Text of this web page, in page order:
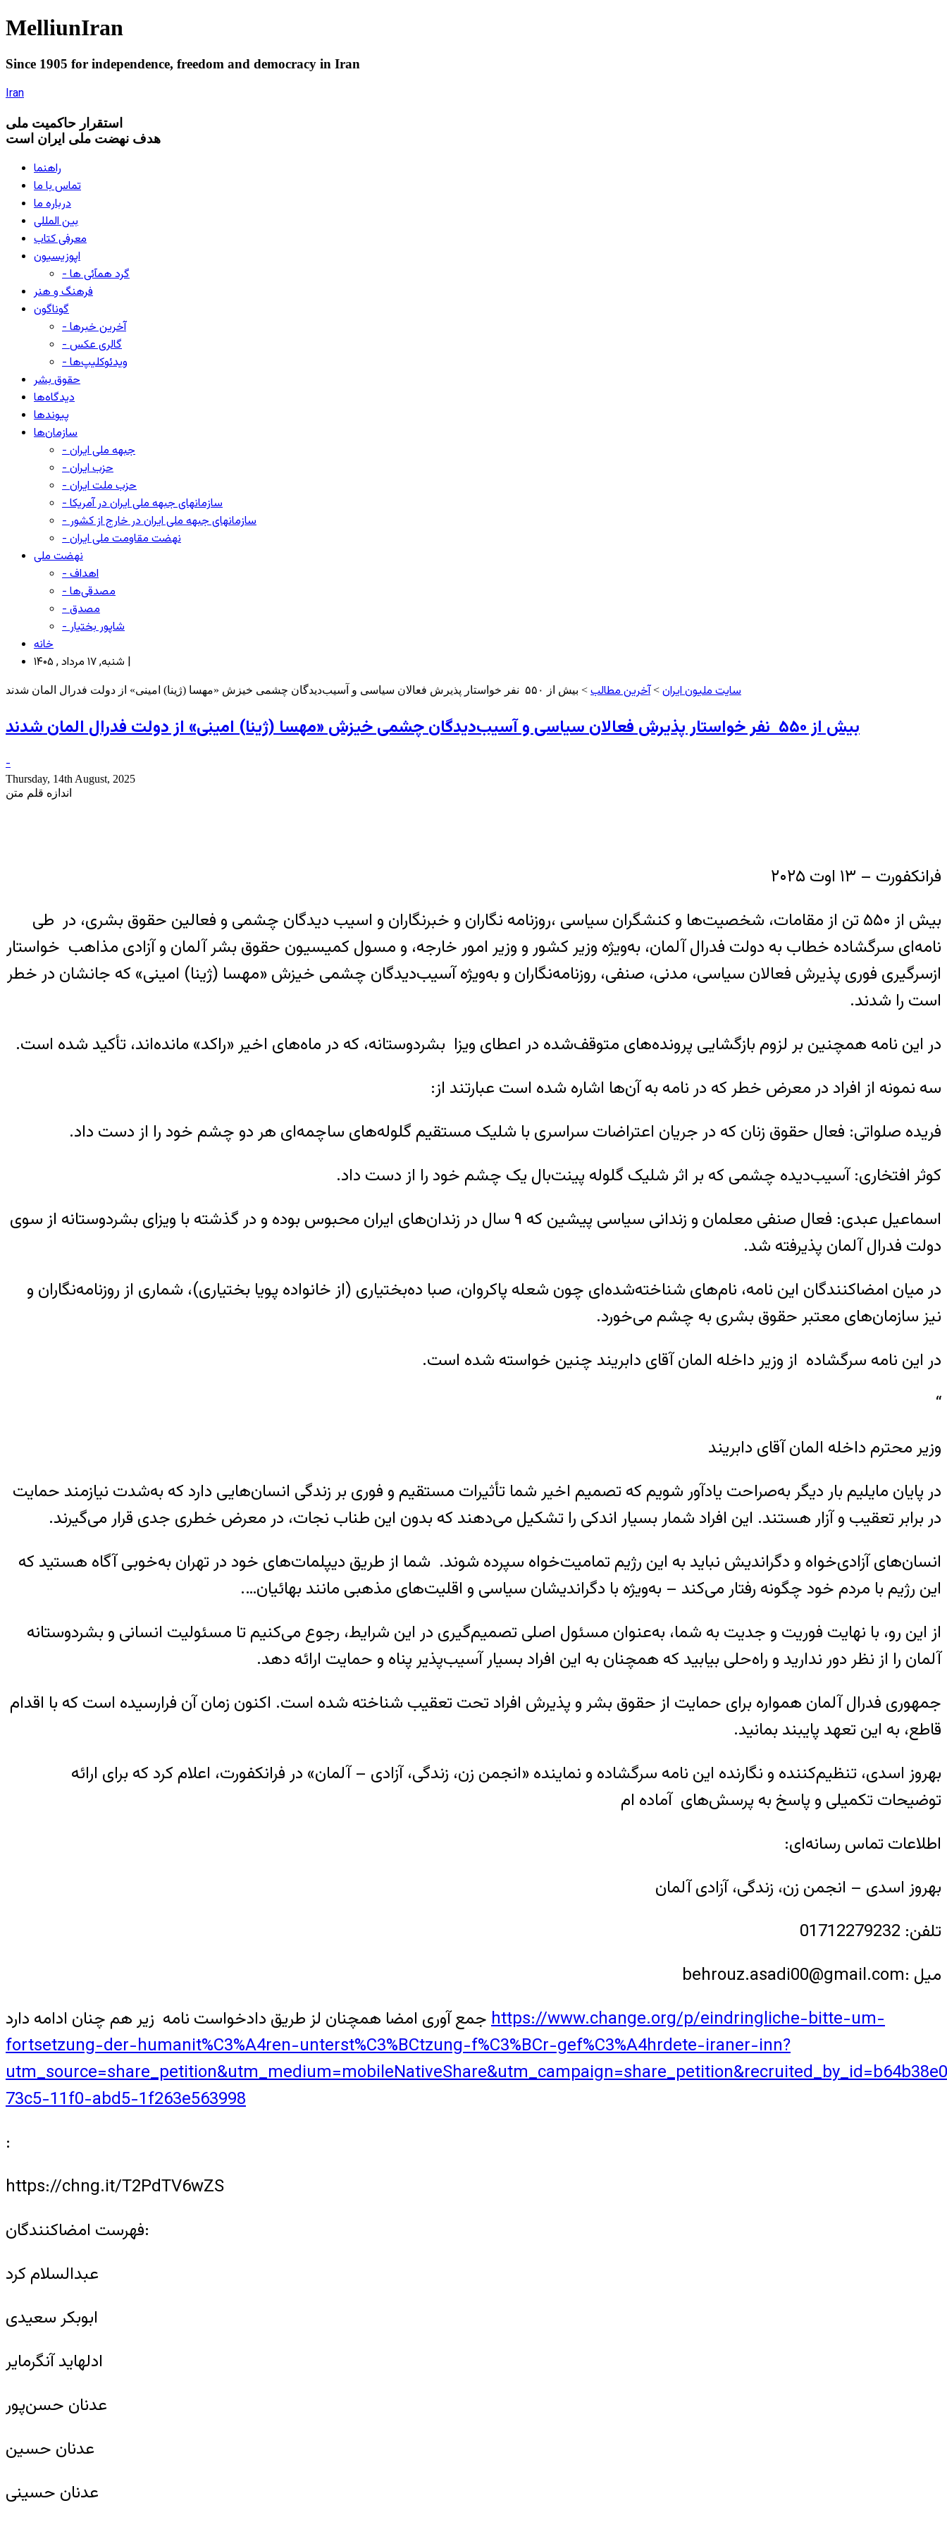
MelliunIran
Since 1905 for independence, freedom and democracy in Iran
Iran
استقرار حاکميت ملی
هدف نهضت ملی ایران است
راهنما
تماس با ما
درباره ما
بین المللی
معرفی کتاب
اپوزیسیون
- گرد همآئی ها
فرهنگ و هنر
گوناگون
- آخرین خبرها
- گالری عکس
- ویدئوکلیپ‌ها
حقوق بشر
دیدگاه‌ها
پیوندها
سازمان‌ها
- جبهه ملی ایران
- حزب ایران
- حزب ملت ایران
- سازمانهای جبهه ملی ایران در آمریکا
- سازمانهای جبهه ملی ایران در خارج از کشور
- نهضت مقاومت ملی ایران
نهضت ملی
- اهداف
- مصدقی‌ها
- مصدق
- شاپور بختیار
خانه
شنبه, ۱۷ مرداد , ۱۴۰۵ |
سایت ملیون ایران >آخرین مطالب > بیش از ۵۵۰ نفر خواستار پذیرش فعالان سیاسی و آسیب‌دیدگان چشمی خیزش «مهسا (ژینا) امینی» از دولت فدرال المان شدند
بیش از ۵۵۰ نفر خواستار پذیرش فعالان سیاسی و آسیب‌دیدگان چشمی خیزش «مهسا (ژینا) امینی» از دولت فدرال المان شدند
-
Thursday, 14th August, 2025
اندازه قلم متن
فرانکفورت – ۱۳ اوت ۲۰۲۵
بیش از ۵۵۰ تن از مقامات، شخصیت‌ها و کنشگران سیاسی ،روزنامه نگاران و خبرنگاران و اسیب دیدگان چشمی و فعالین حقوق بشری، در طی
نامه‌ای سرگشاده خطاب به دولت فدرال آلمان، به‌ویژه وزیر کشور و وزیر امور خارجه، و مسول کمیسیون حقوق بشر آلمان و آزادی مذاهب خواستار
ازسرگیری فوری پذیرش فعالان سیاسی، مدنی، صنفی، روزنامه‌نگاران و به‌ویژه آسیب‌دیدگان چشمی خیزش «مهسا (ژینا) امینی» که جانشان در خطر
است را شدند.
در این نامه همچنین بر لزوم بازگشایی پرونده‌های متوقف‌شده در اعطای ویزا بشردوستانه، که در ماه‌های اخیر «راکد» مانده‌اند، تأکید شده است.
سه نمونه از افراد در معرض خطر که در نامه به آن‌ها اشاره شده است عبارتند از:
فریده صلواتی: فعال حقوق زنان که در جریان اعتراضات سراسری با شلیک مستقیم گلوله‌های ساچمه‌ای هر دو چشم خود را از دست داد.
کوثر افتخاری: آسیب‌دیده چشمی که بر اثر شلیک گلوله پینت‌بال یک چشم خود را از دست داد.
اسماعیل عبدی: فعال صنفی معلمان و زندانی سیاسی پیشین که ۹ سال در زندان‌های ایران محبوس بوده و در گذشته با ویزای بشردوستانه از سوی
دولت فدرال آلمان پذیرفته شد.
در میان امضاکنندگان این نامه، نام‌های شناخته‌شده‌ای چون شعله پاکروان، صبا ده‌بختیاری (از خانواده پویا بختیاری)، شماری از روزنامه‌نگاران و
نیز سازمان‌های معتبر حقوق بشری به چشم می‌خورد.
در این نامه سرگشاده از وزیر داخله المان آقای دابریند چنین خواسته شده است.
“
وزیر محترم داخله المان آقای دابریند
در پایان مایلیم بار دیگر به‌صراحت یادآور شویم که تصمیم اخیر شما تأثیرات مستقیم و فوری بر زندگی انسان‌هایی دارد که به‌شدت نیازمند حمایت
در برابر تعقیب و آزار هستند. این افراد شمار بسیار اندکی را تشکیل می‌دهند که بدون این طناب نجات، در معرض خطری جدی قرار می‌گیرند.
انسان‌های آزادی‌خواه و دگراندیش نباید به این رژیم تمامیت‌خواه سپرده شوند. شما از طریق دیپلمات‌های خود در تهران به‌خوبی آگاه هستید که
این رژیم با مردم خود چگونه رفتار می‌کند – به‌ویژه با دگراندیشان سیاسی و اقلیت‌های مذهبی مانند بهائیان….
از این رو، با نهایت فوریت و جدیت به شما، به‌عنوان مسئول اصلی تصمیم‌گیری در این شرایط، رجوع می‌کنیم تا مسئولیت انسانی و بشردوستانه
آلمان را از نظر دور ندارید و راه‌حلی بیابید که همچنان به این افراد بسیار آسیب‌پذیر پناه و حمایت ارائه دهد.
جمهوری فدرال آلمان همواره برای حمایت از حقوق بشر و پذیرش افراد تحت تعقیب شناخته شده است. اکنون زمان آن فرارسیده است که با اقدام
قاطع، به این تعهد پایبند بمانید.
بهروز اسدی، تنظیم‌کننده و نگارنده این نامه سرگشاده و نماینده «انجمن زن، زندگی، آزادی – آلمان» در فرانکفورت، اعلام کرد که برای ارائه
توضیحات تکمیلی و پاسخ به پرسش‌های آماده ام
اطلاعات تماس رسانه‌ای:
بهروز اسدی – انجمن زن، زندگی، آزادی آلمان
تلفن: 01712279232
میل :behrouz.asadi00@gmail.com
https://www.change.org/p/eindringliche-bitte-um-
fortsetzung-der-humanit%C3%A4ren-unterst%C3%BCtzung-f%C3%BCr-gef%C3%A4hrdete-iraner-inn?
73c5-11f0-abd5-1f263e563998
:
https://chng.it/T2PdTV6wZS
فهرست امضاکنندگان:
عبدالسلام کرد
ابوبکر سعیدی
ادلهاید آنگرمایر
عدنان حسن‌پور
عدنان حسین
عدنان حسینی